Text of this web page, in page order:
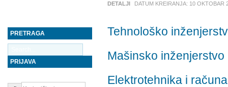
DETALJI DATUM KREIRANJA: 10 OKTOBAR
Tehnološko
Mašinsko inženjerstvo
Elektrotehnika i
PRETRAGA
PRIJAVA